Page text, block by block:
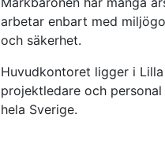
arbetar enbart med
och säkerhet.
Huvudkontoret ligger i
projektledare och
hela Sverige.